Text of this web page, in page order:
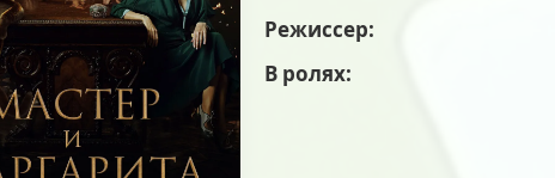
Режиссер:
В ролях: